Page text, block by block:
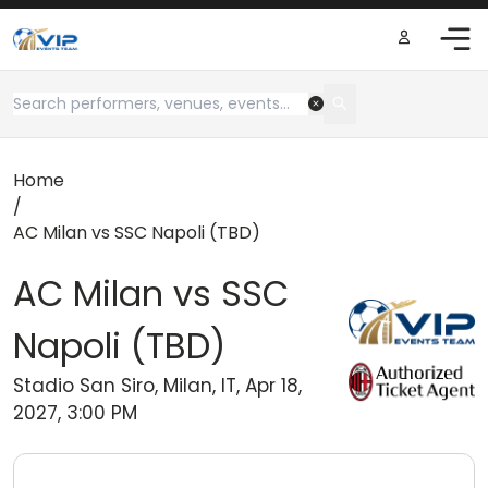
Home
/
AC Milan vs SSC Napoli (TBD)
AC Milan vs SSC
Napoli (TBD)
Stadio San Siro, Milan, IT, Apr 18,
2027, 3:00 PM